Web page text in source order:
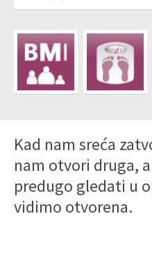
Kad nam sreća
nam otvori druga,
predugo gledati u
vidimo otvorena.